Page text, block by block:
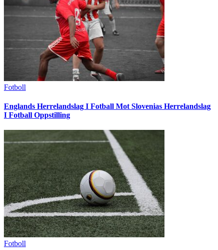
Fotboll
Englands Herrelandslag I Fotball Mot Slovenias Herrelandslag
I Fotball Oppstilling
Fotboll